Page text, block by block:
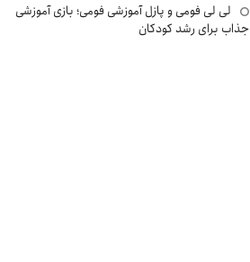
لی لی فومی و پازل آموزشی فومی؛ بازی آموزشی
جذاب برای رشد کودکان